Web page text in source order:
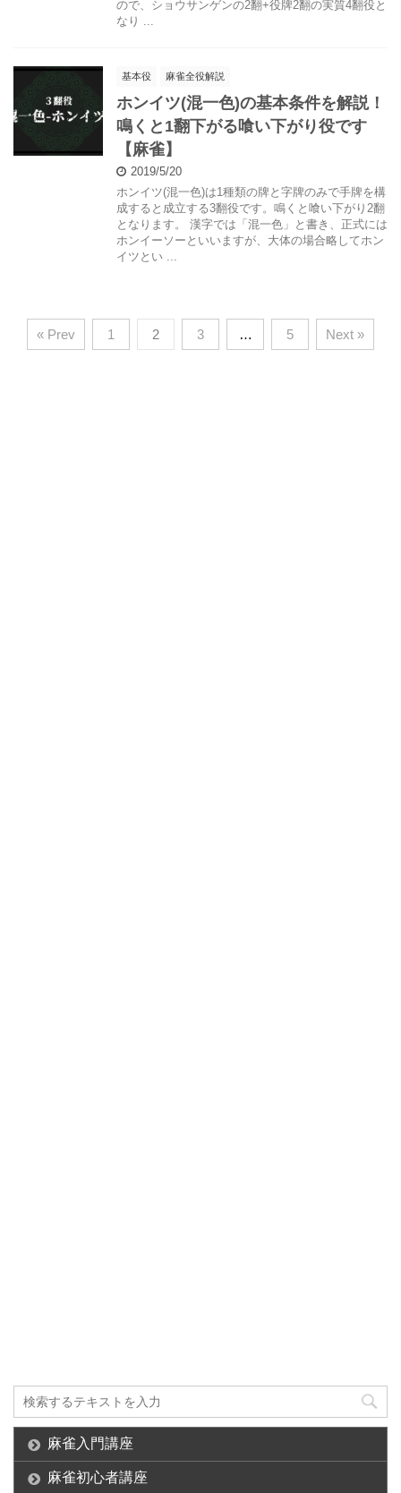
ので、ショウサンゲンの2翻+役牌2翻の実質4翻役と
なり ...
基本役 麻雀全役解説
ホンイツ(混一色)の基本条件を解説！
鳴くと1翻下がる喰い下がり役です
【麻雀】
2019/5/20
ホンイツ(混一色)は1種類の牌と字牌のみで手牌を構
成すると成立する3翻役です。鳴くと喰い下がり2翻
となります。 漢字では「混一色」と書き、正式には
ホンイーソーといいますが、大体の場合略してホン
イツとい ...
« Prev 1 2 3 … 5 Next »
麻雀入門講座
麻雀初心者講座